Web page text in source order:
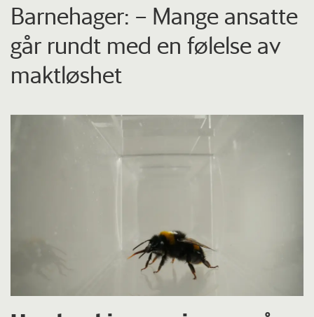
Barnehager: – Mange ansatte
går rundt med en følelse av
maktløshet